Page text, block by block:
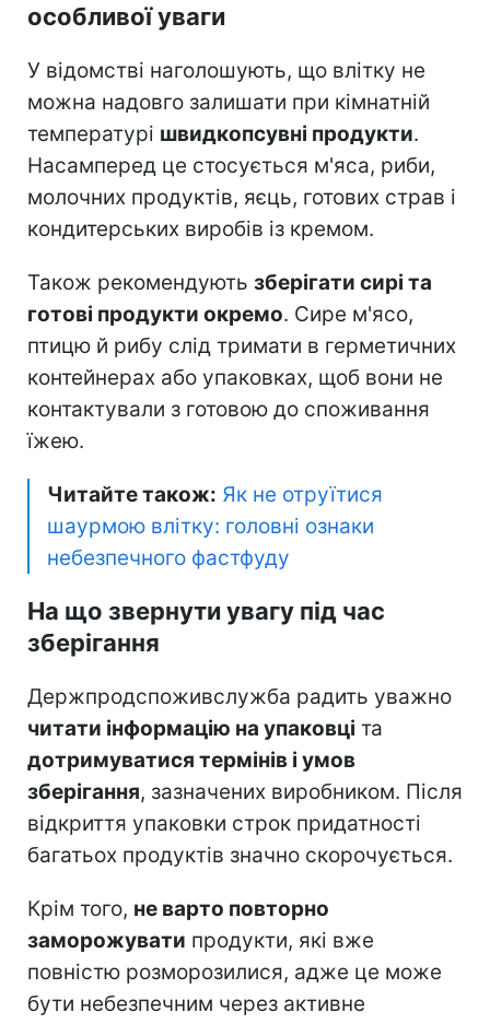
особливої уваги
У відомстві наголошують, що влітку не
можна надовго залишати при кімнатній
температурі швидкопсувні продукти.
Насамперед це стосується м'яса, риби,
молочних продуктів, яєць, готових страв і
кондитерських виробів із кремом.
Також рекомендують зберігати сирі та
готові продукти окремо. Сире м'ясо,
птицю й рибу слід тримати в герметичних
контейнерах або упаковках, щоб вони не
контактували з готовою до споживання
їжею.
Читайте також: Як не отруїтися
шаурмою влітку: головні ознаки
небезпечного фастфуду
На що звернути увагу під час
зберігання
Держпродспоживслужба радить уважно
читати інформацію на упаковці та
дотримуватися термінів і умов
зберігання, зазначених виробником. Після
відкриття упаковки строк придатності
багатьох продуктів значно скорочується.
Крім того, не варто повторно
заморожувати продукти, які вже
повністю розморозилися, адже це може
бути небезпечним через активне